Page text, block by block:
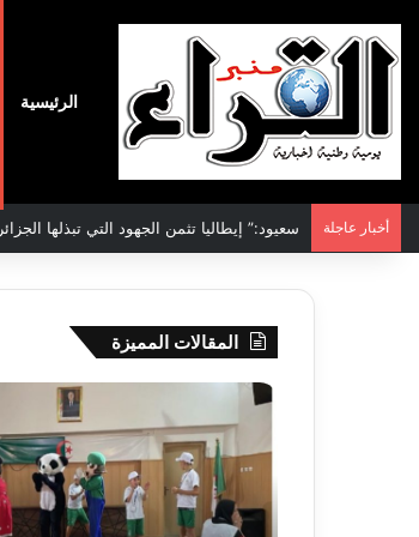
الرئيسية
أخبار عاجلة الاتفاقية الأممية بشأن تغير المناخ :الجزائر
المقالات المميزة
جيجل:
انطلاق
المخيم
لفائدة